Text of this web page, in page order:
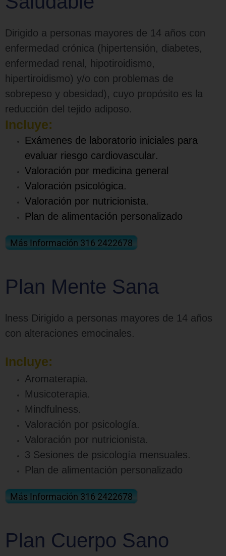
Dirigido a personas mayores de 14 años con
enfermedad crónica (hipertensión, diabetes,
enfermedad renal, hipotiroidismo,
hipertiroidismo) y/o con problemas de
sobrepeso y obesidad), cuyo propósito es la
reducción del tejido adiposo.
Incluye:
Exámenes de laboratorio iniciales para
evaluar riesgo cardiovascular.
Valoración por medicina general
Valoración psicológica.
Valoración por nutricionista.
Plan de alimentación personalizado
Más Información 316 2422678
Plan Mente Sana
lness Dirigido a personas mayores de 14 años
con alteraciones emocinales.
Incluye:
Aromaterapia.
Musicoterapia.
Mindfulness.
Valoración por psicología.
Valoración por nutricionista.
3 Sesiones de psicología mensuales.
Plan de alimentación personalizado
Más Información 316 2422678
Plan Cuerpo Sano